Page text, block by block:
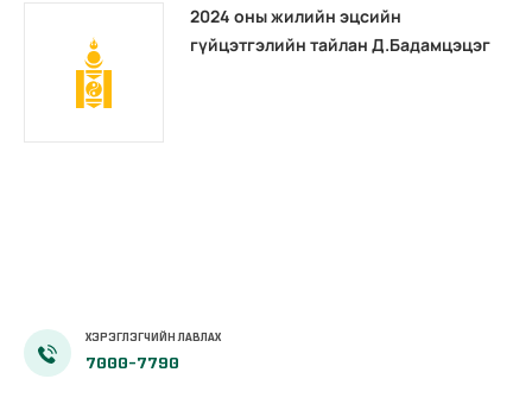
2024 оны жилийн эцсийн
гүйцэтгэлийн тайлан Д.Бадамцэцэг
ХЭРЭГЛЭГЧИЙН ЛАВЛАХ
7000-7790